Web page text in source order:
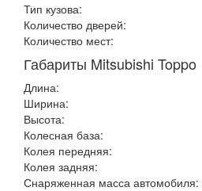
Тип кузова:
Количество дверей:
Количество мест:
Габариты Mitsubishi Toppo
Длина:
Ширина:
Высота:
Колесная база:
Колея передняя:
Колея задняя:
Снаряженная масса автомобиля: